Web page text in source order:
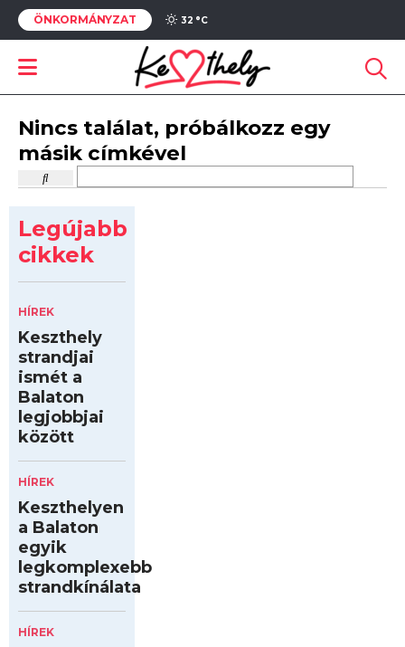
ÖNKORMÁNYZAT 32 °C
Nincs találat, próbálkozz egy
másik címkével
Legújabb
cikkek
HÍREK
Keszthely
strandjai
ismét a
Balaton
legjobbjai
között
HÍREK
Keszthelyen
a Balaton
egyik
legkomplexebb
strandkínálata
HÍREK